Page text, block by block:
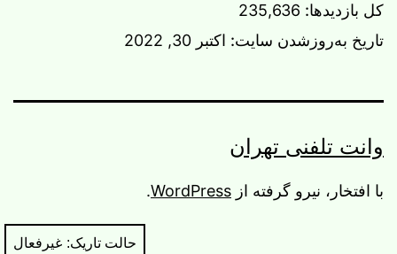
کل بازدیدها: 235,636
تاریخ به‌روزشدن سایت: اکتبر 30, 2022
وانت تلفنی تهران
با افتخار، نیرو گرفته از WordPress
.
حالت تاریک: